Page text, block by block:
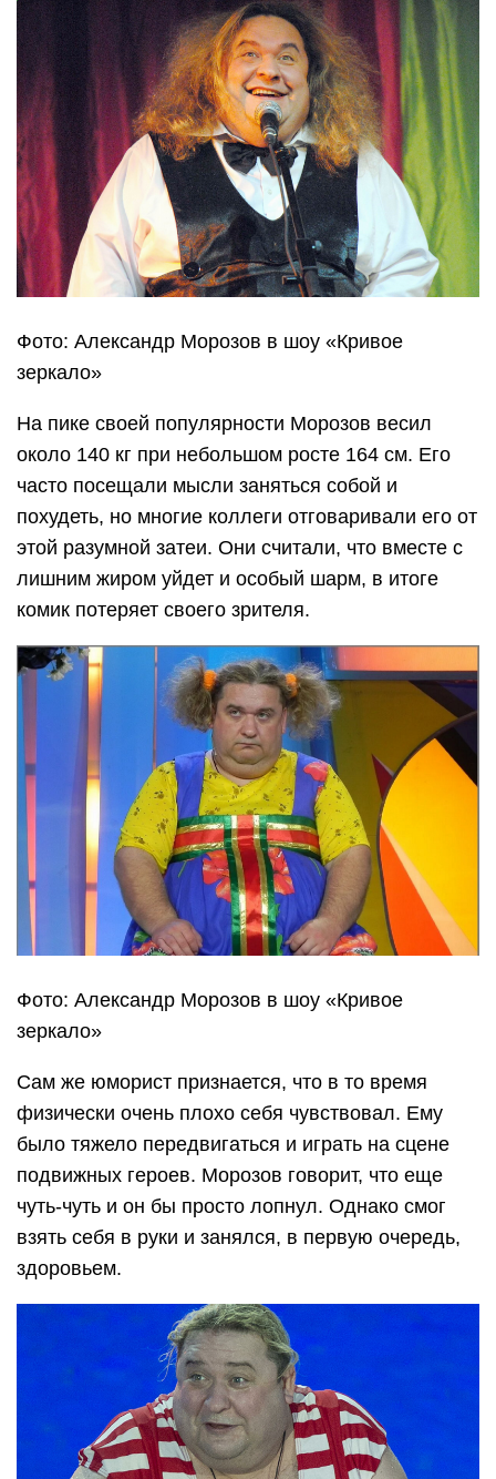
Фото: Александр Морозов в шоу «Кривое
зеркало»
На пике своей популярности Морозов весил
около 140 кг при небольшом росте 164 см. Его
часто посещали мысли заняться собой и
похудеть, но многие коллеги отговаривали его от
этой разумной затеи. Они считали, что вместе с
лишним жиром уйдет и особый шарм, в итоге
комик потеряет своего зрителя.
Фото: Александр Морозов в шоу «Кривое
зеркало»
Сам же юморист признается, что в то время
физически очень плохо себя чувствовал. Ему
было тяжело передвигаться и играть на сцене
подвижных героев. Морозов говорит, что еще
чуть-чуть и он бы просто лопнул. Однако смог
взять себя в руки и занялся, в первую очередь,
здоровьем.